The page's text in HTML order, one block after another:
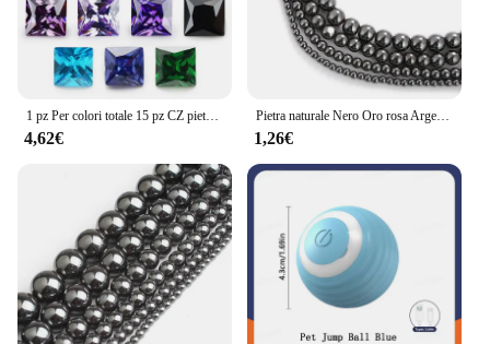
1 pz Per colori totale 15 pz CZ pietra 5A piazza principessa taglio sciolto Cubic Zirconia pietra preziosa sintetica Per gioielli
4,62€
Pietra naturale Nero Oro rosa Argento Colore Arcobaleno Perline di ematite 4 6 8 10 MM 15 "Per filo Scegli la dimensione per la creazione di gioielli
1,26€